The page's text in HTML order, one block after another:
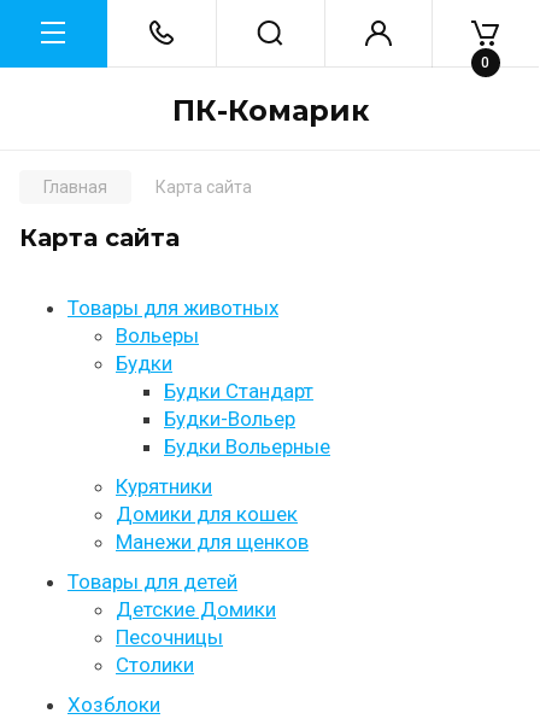
ПК-Комарик
0
Главная Карта сайта
Карта сайта
Товары для животных
Вольеры
Будки
Будки Стандарт
Будки-Вольер
Будки Вольерные
Курятники
Домики для кошек
Манежи для щенков
Товары для детей
Детские Домики
Песочницы
Столики
Хозблоки